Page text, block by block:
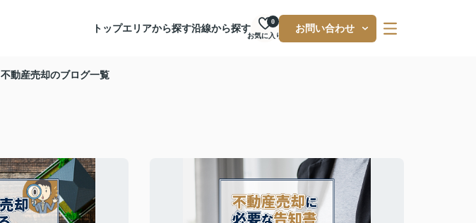
トップエリアから探す沿線から探す
お気に入り
0
お問い合わせ
不動産売却のブログ一覧